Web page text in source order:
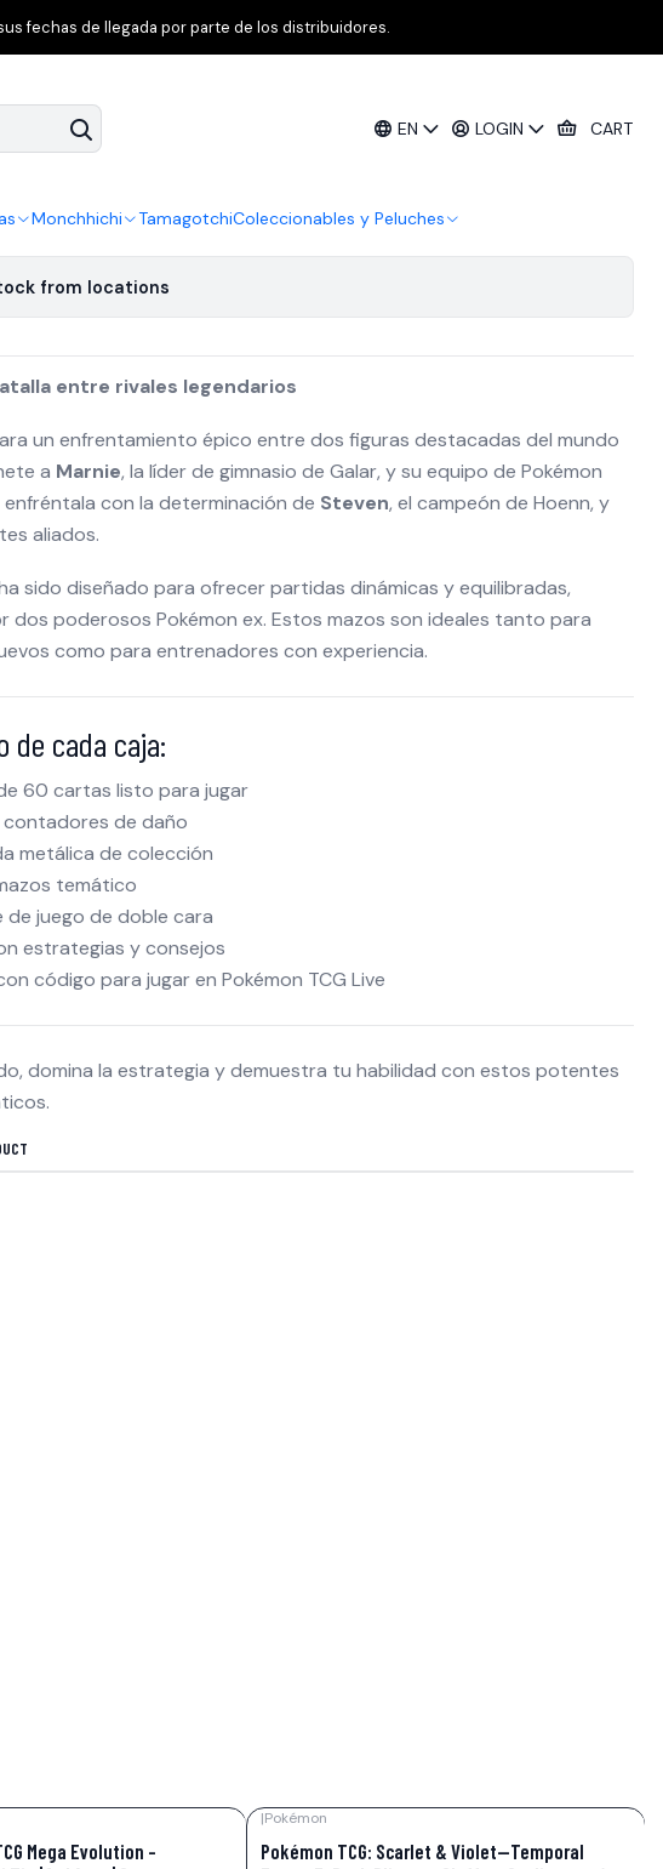
EN LOGIN CART
Monchhichi TamagotchiColeccionables y Peluches
fechas de llegada por parte de los distribuidores.
Deck Marnie Español
TCG: Rival Battle Deck Marnie Español
Wishlist
from locations
entre rivales legendarios
un enfrentamiento épico entre dos figuras destacadas del mundo
a Marnie, la líder de gimnasio de Galar, y su equipo de Pokémon
con la determinación de Steven, el campeón de Hoenn, y
aliados.
sido diseñado para ofrecer partidas dinámicas y equilibradas,
dos poderosos Pokémon ex. Estos mazos son ideales tanto para
como para entrenadores con experiencia.
de cada caja:
60 cartas listo para jugar
contadores de daño
metálica de colección
temático
de juego de doble cara
estrategias y consejos
código para jugar en Pokémon TCG Live
domina la estrategia y demuestra tu habilidad con estos potentes
Mega Evolution –
|Pokémon
Pokémon TCG: Scarlet & Violet—Temporal